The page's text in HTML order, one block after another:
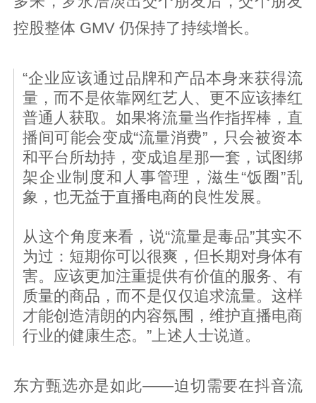
控股整体 GMV 仍保持了持续增长。
“企业应该通过品牌和产品本身来获得流
量，而不是依靠网红艺人、更不应该捧红
普通人获取。如果将流量当作指挥棒，直
播间可能会变成“流量消费”，只会被资本
和平台所劫持，变成追星那一套，试图绑
架企业制度和人事管理，滋生“饭圈”乱
象，也无益于直播电商的良性发展。
从这个角度来看，说“流量是毒品”其实不
为过：短期你可以很爽，但长期对身体有
害。应该更加注重提供有价值的服务、有
质量的商品，而不是仅仅追求流量。这样
才能创造清朗的内容氛围，维护直播电商
行业的健康生态。”上述人士说道。
东方甄选亦是如此——迫切需要在抖音流